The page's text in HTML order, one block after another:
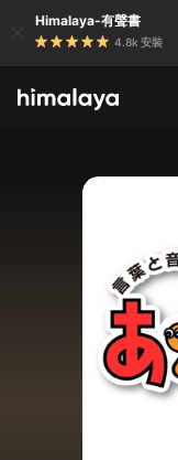
Himalaya-有聲書
4.8k 安裝